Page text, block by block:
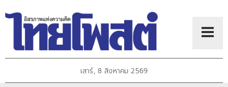
เสาร์, 8 สิงหาคม 2569